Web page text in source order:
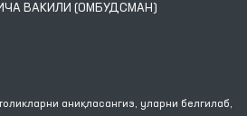
ВАКИЛИ (ОМБУДСМАН)
аниқласангиз, уларни белгилаб,